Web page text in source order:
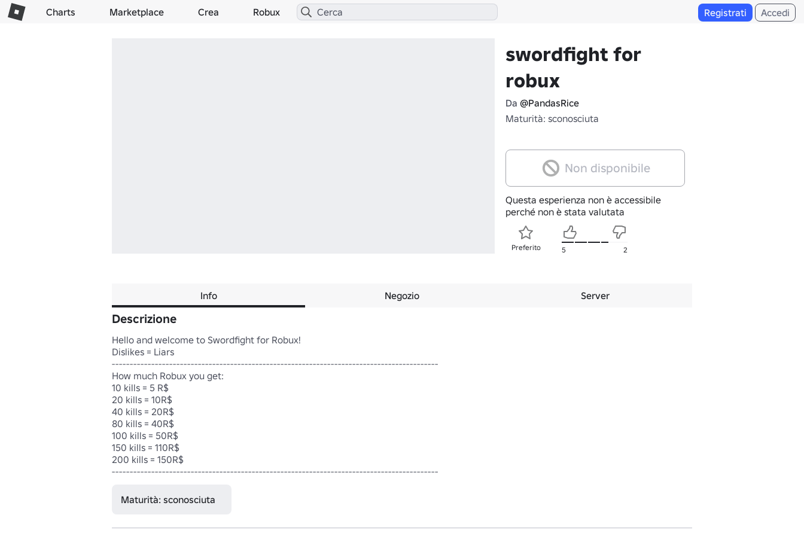
Charts Marketplace Crea Robux Registrati Accedi
swordfight for
robux
Da @PandasRice
Maturità: sconosciuta
Non disponibile
Questa esperienza non è accessibile
perché non è stata valutata
Preferito 5 2
Info Negozio Server
Descrizione
Hello and welcome to Swordfight for Robux!
Dislikes = Liars
-------------------------------------------------------------------------------------------
How much Robux you get:
10 kills = 5 R$
20 kills = 10R$
40 kills = 20R$
80 kills = 40R$
100 kills = 50R$
150 kills = 110R$
200 kills = 150R$
-------------------------------------------------------------------------------------------
Maturità: sconosciuta